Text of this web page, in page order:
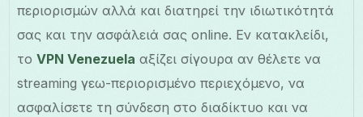
περιορισμών αλλά και διατηρεί την ιδιωτικότητά
σας και την ασφάλειά σας online. Εν κατακλείδι,
τοVPN Venezuela αξίζει σίγουρα αν θέλετε να
streaming γεω-περιορισμένο περιεχόμενο, να
ασφαλίσετε τη σύνδεση στο διαδίκτυο και να